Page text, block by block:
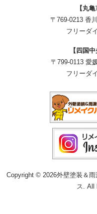
【丸
〒769-0213 香
フリーダ
【四国
〒799-0113 愛
フリーダ
Copyright © 2026外壁塗装＆
ス. All